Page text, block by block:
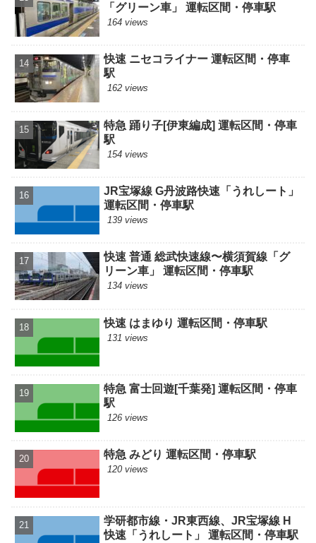
「グリーン車」 運転区間・停車駅
164 views
快速 ニセコライナー 運転区間・停車
駅
162 views
特急 踊り子[伊東編成] 運転区間・停車
駅
154 views
JR宝塚線 G丹波路快速「うれしート」
運転区間・停車駅
139 views
快速 普通 総武快速線〜横須賀線「グ
リーン車」 運転区間・停車駅
134 views
快速 はまゆり 運転区間・停車駅
131 views
特急 富士回遊[千葉発] 運転区間・停車
駅
126 views
特急 みどり 運転区間・停車駅
120 views
学研都市線・JR東西線、JR宝塚線 H
快速「うれしート」 運転区間・停車駅